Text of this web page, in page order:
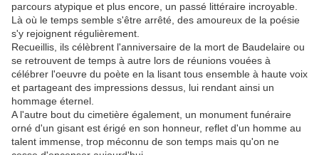
parcours atypique et plus encore, un passé littéraire incroyable.
Là où le temps semble s'être arrêté, des amoureux de la poésie
s'y rejoignent régulièrement.
Recueillis, ils célèbrent l'anniversaire de la mort de Baudelaire ou
se retrouvent de temps à autre lors de réunions vouées à
célébrer l'oeuvre du poète en la lisant tous ensemble à haute voix
et partageant des impressions dessus, lui rendant ainsi un
hommage éternel.
A l'autre bout du cimetière également, un monument funéraire
orné d'un gisant est érigé en son honneur, reflet d'un homme au
talent immense, trop méconnu de son temps mais qu'on ne